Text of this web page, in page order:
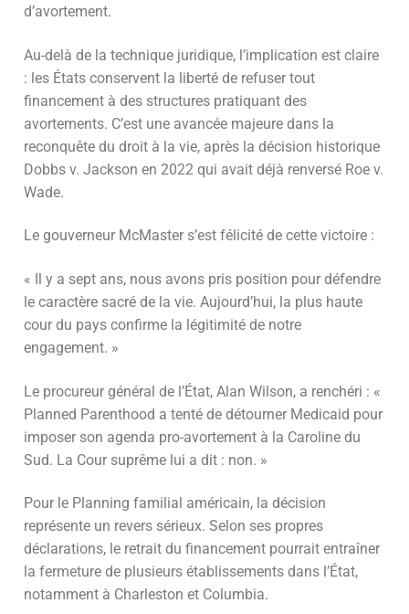
d’avortement.
Au-delà de la technique juridique, l’implication est claire
: les États conservent la liberté de refuser tout
financement à des structures pratiquant des
avortements. C’est une avancée majeure dans la
reconquête du droit à la vie, après la décision historique
Dobbs v. Jackson en 2022 qui avait déjà renversé Roe v.
Wade.
Le gouverneur McMaster s’est félicité de cette victoire :
« Il y a sept ans, nous avons pris position pour défendre
le caractère sacré de la vie. Aujourd’hui, la plus haute
cour du pays confirme la légitimité de notre
engagement. »
Le procureur général de l’État, Alan Wilson, a renchéri : «
Planned Parenthood a tenté de détourner Medicaid pour
imposer son agenda pro-avortement à la Caroline du
Sud. La Cour suprême lui a dit : non. »
Pour le Planning familial américain, la décision
représente un revers sérieux. Selon ses propres
déclarations, le retrait du financement pourrait entraîner
la fermeture de plusieurs établissements dans l’État,
notamment à Charleston et Columbia.